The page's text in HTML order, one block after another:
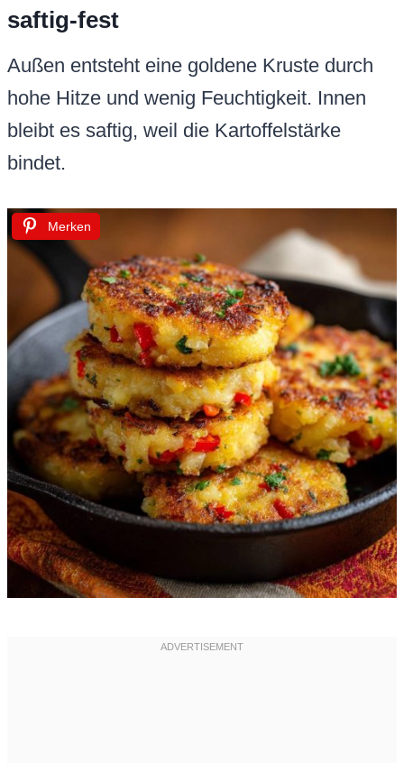
saftig-fest
Außen entsteht eine goldene Kruste durch
hohe Hitze und wenig Feuchtigkeit. Innen
bleibt es saftig, weil die Kartoffelstärke
bindet.
Merken